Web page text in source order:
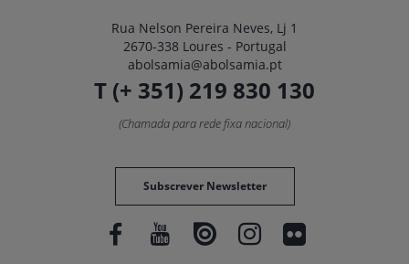
Rua Nelson Pereira Neves, Lj 1
2670-338 Loures - Portugal
abolsamia@abolsamia.pt
T (+ 351) 219 830 130
(Chamada para rede fixa nacional)
Subscrever Newsletter